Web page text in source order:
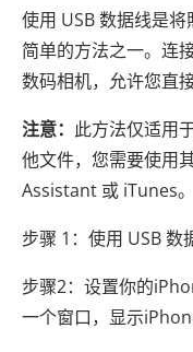
使用 USB 数据线是
简单的方法之一。连
数码相机，允许您直
注意： 此方法仅适用
他文件，您需要使用
Assistant 或 iTunes。
步骤 1：使用 USB 数
步骤2：设置你的
一个窗口，显示